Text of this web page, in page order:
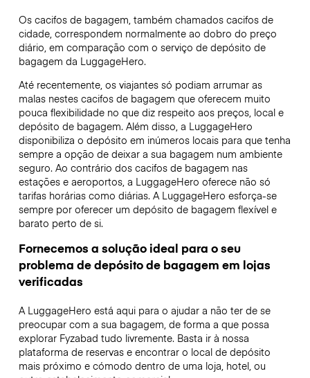
Os cacifos de bagagem, também chamados cacifos de
cidade, correspondem normalmente ao dobro do preço
diário, em comparação com o serviço de depósito de
bagagem da LuggageHero.
Até recentemente, os viajantes só podiam arrumar as
malas nestes cacifos de bagagem que oferecem muito
pouca flexibilidade no que diz respeito aos preços, local e
depósito de bagagem. Além disso, a LuggageHero
disponibiliza o depósito em inúmeros locais para que tenha
sempre a opção de deixar a sua bagagem num ambiente
seguro. Ao contrário dos cacifos de bagagem nas
estações e aeroportos, a LuggageHero oferece não só
tarifas horárias como diárias. A LuggageHero esforça-se
sempre por oferecer um depósito de bagagem flexível e
barato perto de si.
Fornecemos a solução ideal para o seu
problema de depósito de bagagem em lojas
verificadas
A LuggageHero está aqui para o ajudar a não ter de se
preocupar com a sua bagagem, de forma a que possa
explorar Fyzabad tudo livremente. Basta ir à nossa
plataforma de reservas e encontrar o local de depósito
mais próximo e cómodo dentro de uma loja, hotel, ou